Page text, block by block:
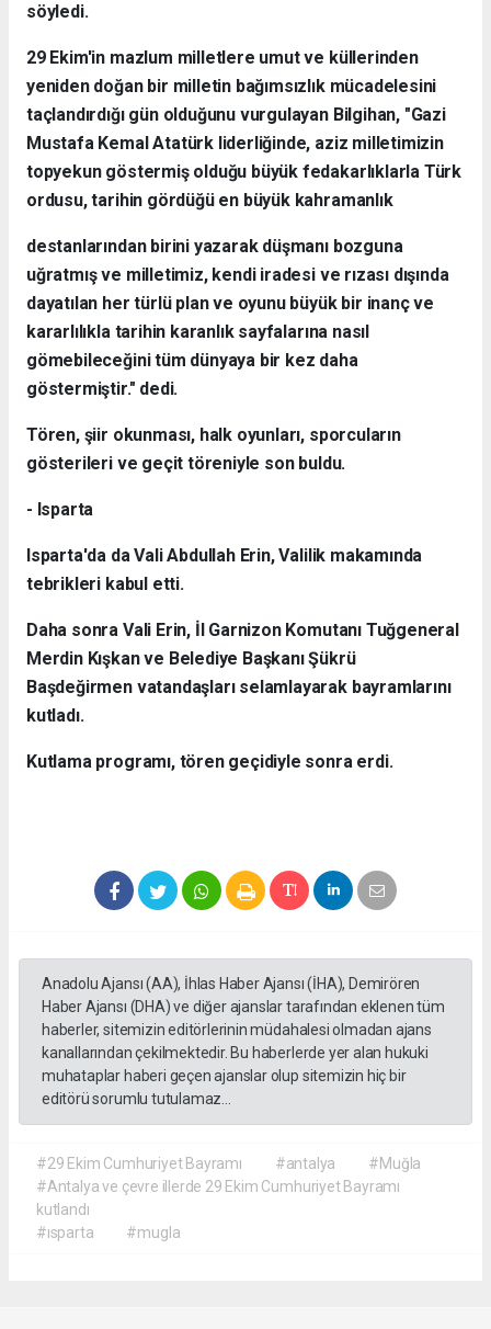
söyledi.
29 Ekim'in mazlum milletlere umut ve küllerinden
yeniden doğan bir milletin bağımsızlık mücadelesini
taçlandırdığı gün olduğunu vurgulayan Bilgihan, "Gazi
Mustafa Kemal Atatürk liderliğinde, aziz milletimizin
topyekun göstermiş olduğu büyük fedakarlıklarla Türk
ordusu, tarihin gördüğü en büyük kahramanlık
destanlarından birini yazarak düşmanı bozguna
uğratmış ve milletimiz, kendi iradesi ve rızası dışında
dayatılan her türlü plan ve oyunu büyük bir inanç ve
kararlılıkla tarihin karanlık sayfalarına nasıl
gömebileceğini tüm dünyaya bir kez daha
göstermiştir." dedi.
Tören, şiir okunması, halk oyunları, sporcuların
gösterileri ve geçit töreniyle son buldu. ​​​​​​​
- Isparta
Isparta'da da Vali Abdullah Erin, Valilik makamında
tebrikleri kabul etti.
Daha sonra Vali Erin, İl Garnizon Komutanı Tuğgeneral
Merdin Kışkan ve Belediye Başkanı Şükrü
Başdeğirmen vatandaşları selamlayarak bayramlarını
kutladı.
Kutlama programı, tören geçidiyle sonra erdi.
Anadolu Ajansı (AA), İhlas Haber Ajansı (İHA), Demirören
Haber Ajansı (DHA) ve diğer ajanslar tarafından eklenen tüm
haberler, sitemizin editörlerinin müdahalesi olmadan ajans
kanallarından çekilmektedir. Bu haberlerde yer alan hukuki
muhataplar haberi geçen ajanslar olup sitemizin hiç bir
editörü sorumlu tutulamaz...
#29 Ekim Cumhuriyet Bayramı #antalya
#Muğla
#Antalya ve çevre illerde 29 Ekim Cumhuriyet Bayramı
kutlandı
#ısparta
#mugla